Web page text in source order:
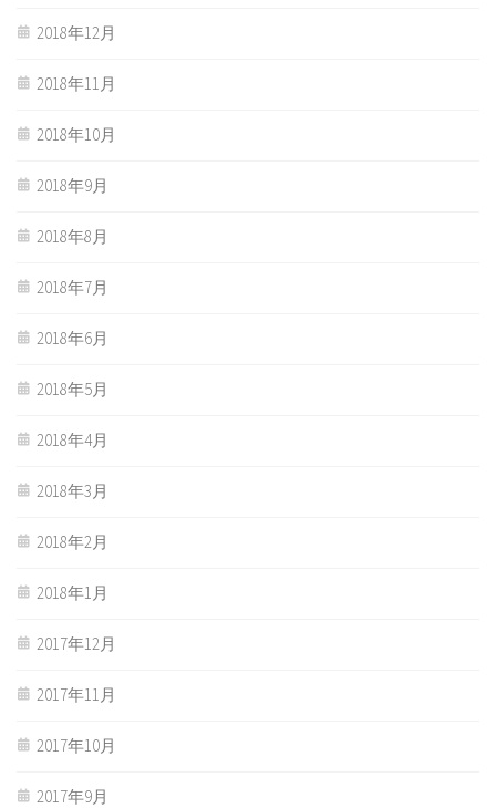
2018年12月
2018年11月
2018年10月
2018年9月
2018年8月
2018年7月
2018年6月
2018年5月
2018年4月
2018年3月
2018年2月
2018年1月
2017年12月
2017年11月
2017年10月
2017年9月